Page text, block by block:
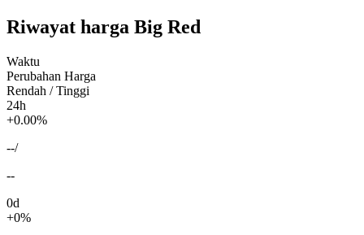
Riwayat harga Big Red
Waktu
Perubahan Harga
Rendah / Tinggi
24h
+0.00%
--/
--
0d
+0%